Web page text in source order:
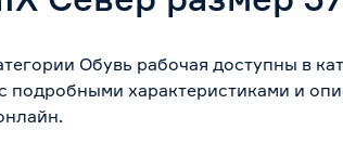
Обувь рабочая доступны в
подробными характеристиками и